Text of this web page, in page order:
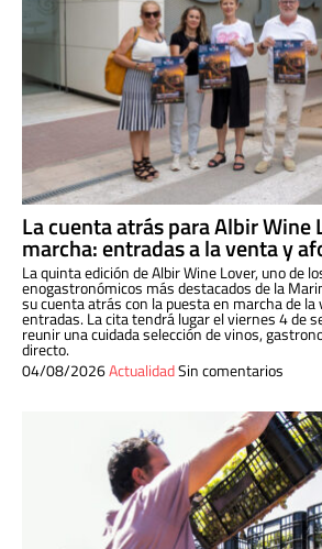
La cuenta atrás para Albir Wine
marcha: entradas a la venta y
La quinta edición de Albir Wine Lover, uno de
enogastronómicos más destacados de la
su cuenta atrás con la puesta en marcha de
entradas. La cita tendrá lugar el viernes 4 de
reunir una cuidada selección de vinos,
directo.
04/08/2026ActualidadSin comentarios